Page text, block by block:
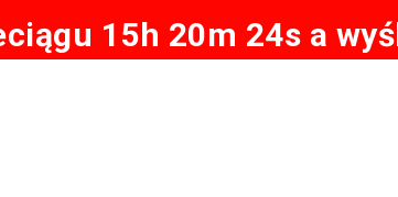
15h 20m 23s a